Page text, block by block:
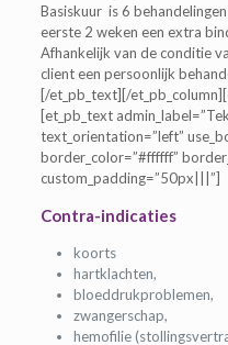
Basiskuur is 6
eerste 2 weken een extra
Afhankelijk van de conditie
client een persoonlijk
[/et_pb_text][/
[et_pb_text
text_orientation=”left”
border_color=”#ffffff”
custom_padding=”50px|||”]
Contra-indicaties
koorts
hartklachten,
bloeddrukproblemen,
zwangerschap,
hemofilie